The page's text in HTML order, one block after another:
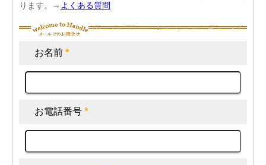
ります。→ よくある質問
お名前 *
お電話番号 *